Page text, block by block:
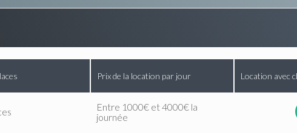
Prix de la location par jour Location avec
Entre 1000€ et 4000€ la
journée